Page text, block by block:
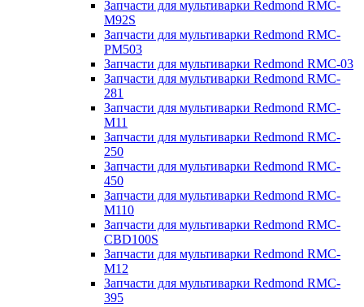
Запчасти для мультиварки Redmond RMC-
M92S
Запчасти для мультиварки Redmond RMC-
PM503
Запчасти для мультиварки Redmond RMC-03
Запчасти для мультиварки Redmond RMC-
281
Запчасти для мультиварки Redmond RMC-
M11
Запчасти для мультиварки Redmond RMC-
250
Запчасти для мультиварки Redmond RMC-
450
Запчасти для мультиварки Redmond RMC-
M110
Запчасти для мультиварки Redmond RMC-
CBD100S
Запчасти для мультиварки Redmond RMC-
M12
Запчасти для мультиварки Redmond RMC-
395